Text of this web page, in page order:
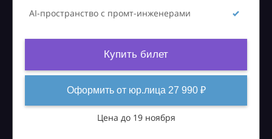
AI-пространство с промт-инженерами
Купить билет
Оформить от юр.лица 27 990 ₽
Цена до 19 ноября